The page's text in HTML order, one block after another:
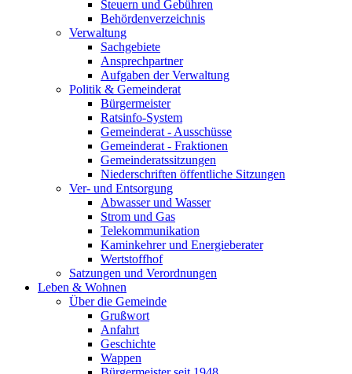
Steuern und Gebühren
Behördenverzeichnis
Verwaltung
Sachgebiete
Ansprechpartner
Aufgaben der Verwaltung
Politik & Gemeinderat
Bürgermeister
Ratsinfo-System
Gemeinderat - Ausschüsse
Gemeinderat - Fraktionen
Gemeinderatssitzungen
Niederschriften öffentliche Sitzungen
Ver- und Entsorgung
Abwasser und Wasser
Strom und Gas
Telekommunikation
Kaminkehrer und Energieberater
Wertstoffhof
Satzungen und Verordnungen
Leben & Wohnen
Über die Gemeinde
Grußwort
Anfahrt
Geschichte
Wappen